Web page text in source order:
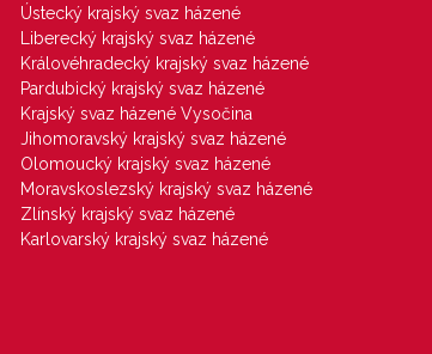
Ústecký krajský svaz házené
Liberecký krajský svaz házené
Královéhradecký krajský svaz házené
Pardubický krajský svaz házené
Krajský svaz házené Vysočina
Jihomoravský krajský svaz házené
Olomoucký krajský svaz házené
Moravskoslezský krajský svaz házené
Zlínský krajský svaz házené
Karlovarský krajský svaz házené